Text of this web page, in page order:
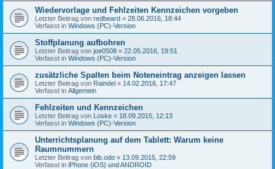
Wiedervorlage und Fehlzeiten Kennzeichen vorgeben
Letzter Beitrag von redbeard « 28.06.2016, 18:44
Verfasst in Windows (PC)-Version
Stoffplanung aufbohren
Letzter Beitrag von joe0508 « 22.05.2016, 19:51
Verfasst in Windows (PC)-Version
zusätzliche Spalten beim Noteneintrag anzeigen lassen
Letzter Beitrag von Raindel « 14.02.2016, 17:47
Verfasst in Allgemein
Fehlzeiten und Kennzeichen
Letzter Beitrag von Loske « 18.09.2015, 12:13
Verfasst in Windows (PC)-Version
Unterrichtsplanung auf dem Tablett: Warum keine
Raumnummern
Letzter Beitrag von bib.odo « 13.09.2015, 22:59
Verfasst in iPhone (iOS) und ANDROID